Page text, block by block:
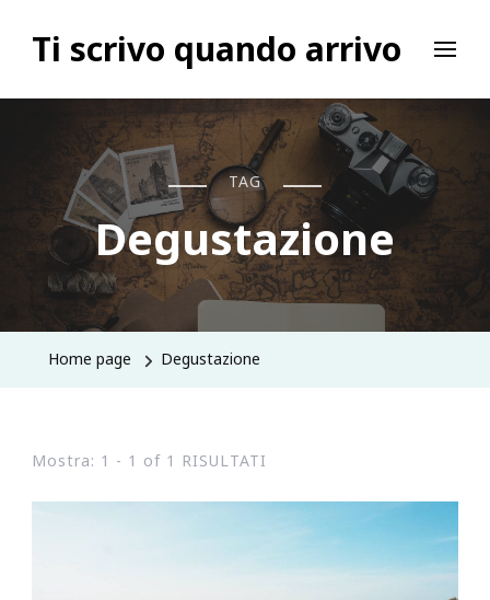
Ti scrivo quando arrivo
TAG
Degustazione
Home page Degustazione
Mostra: 1 - 1 of 1 RISULTATI